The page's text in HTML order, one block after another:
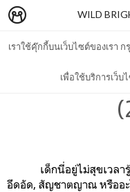
เราใช้คุ๊กกี้บนเว็บไซต์ของเรา
เพื่อใช้บริการเว็บ
growl,
เด็กนี่อยู่ไม่สุขเวล
อึดอัด, สัญชาตญาณ หรืออ